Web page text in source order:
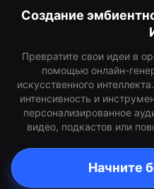
Создание
Превратите свои идеи в
помощью онлайн-
искусственного
интенсивность и
персонализированное
видео, подкастов или
Начните